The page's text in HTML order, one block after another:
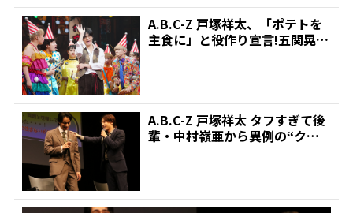
A.B.C-Z 戸塚祥太、「ポテトを
主食に」と役作り宣言!五関晃
A.B.C-Z 戸塚祥太 タフすぎて後
輩・中村嶺亜から異例の“クレ